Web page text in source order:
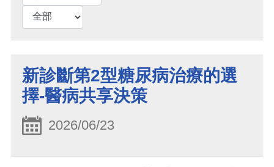
新診斷第2型糖尿病治療的選
擇-醫病共享決策
2026/06/23